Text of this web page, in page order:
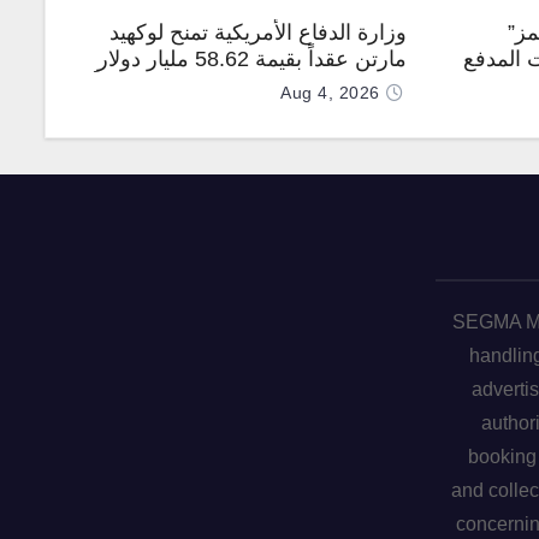
المدفع
وزارة الدفاع الأمريكية تمنح لوكهيد
مارتن عقداً بقيمة 58.62 مليار دولار
Aug 4, 2026
SEGMA
and